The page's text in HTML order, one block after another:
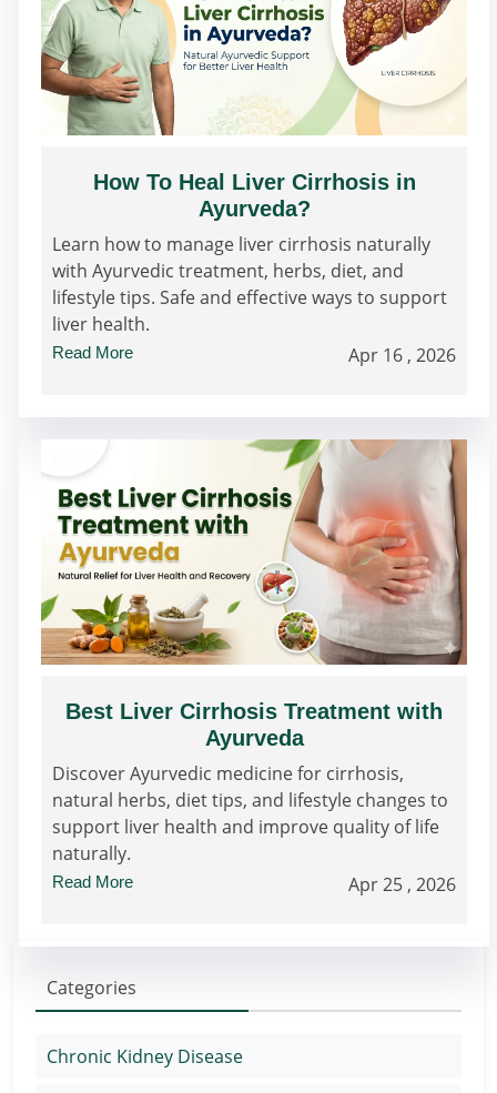
How To Heal Liver Cirrhosis in
Ayurveda?
Learn how to manage liver cirrhosis naturally
with Ayurvedic treatment, herbs, diet, and
lifestyle tips. Safe and effective ways to support
liver health.
Read More Apr 16 , 2026
Best Liver Cirrhosis Treatment with
Ayurveda
Discover Ayurvedic medicine for cirrhosis,
natural herbs, diet tips, and lifestyle changes to
support liver health and improve quality of life
naturally.
Read More Apr 25 , 2026
Categories
Chronic Kidney Disease